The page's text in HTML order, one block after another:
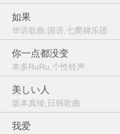
如果
华语歌曲,国语,七爬梯乐团
你一点都没变
本多RuRu,个性铃声
美しい人
坂本真绫,日韩歌曲
我爱